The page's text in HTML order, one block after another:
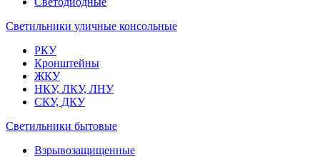
Светильники уличные консольные
РКУ
Кронштейны
ЖКУ
НКУ, ЛКУ, ЛНУ
СКУ, ДКУ
Светильники бытовые
Взрывозащищенные